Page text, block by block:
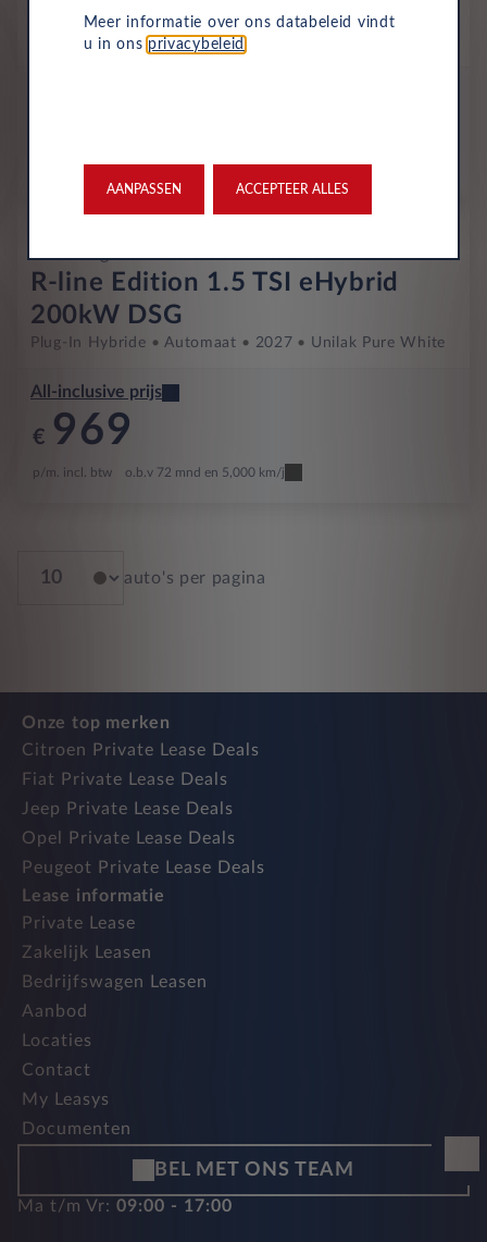
200kW DSG
Plug-In Hybride Automaat
R-line Edition 1.5 TSI eHybrid
200kW DSG
Plug-In Hybride Automaat 2027 Unilak Pure White
All-inclusive prijs
€ 969
p/m. incl. btw o.b.v 72 mnd en 5,000 km/j
auto's per pagina
Onze top merken
Citroen Private Lease Deals
Fiat Private Lease Deals
Jeep Private Lease Deals
Opel Private Lease Deals
Peugeot Private Lease Deals
Lease informatie
Private Lease
Zakelijk Leasen
Bedrijfswagen Leasen
Aanbod
Locaties
Contact
My Leasys
Documenten
BEL MET ONS TEAM
Ma t/m Vr: 09:00 - 17:00
Meer informatie over ons databeleid vindt
u in ons privacybeleid
AANPASSEN ACCEPTEER ALLES